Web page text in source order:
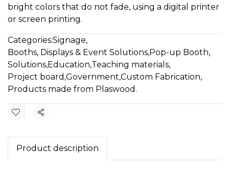
bright colors that do not fade, using a digital printer
or screen printing.
Categories:Signage,
Booths, Displays & Event Solutions,Pop-up Booth,
Solutions,Education,Teaching materials,
Project board ,Government,Custom Fabrication,
Products made from Plaswood.
Share
Product description